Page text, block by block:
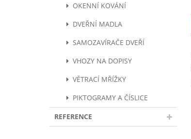
OKENNÍ KOVÁNÍ
DVEŘNÍ MADLA
SAMOZAVÍRAČE DVEŘÍ
VHOZY NA DOPISY
VĚTRACÍ MŘÍŽKY
PIKTOGRAMY A ČÍSLICE
REFERENCE